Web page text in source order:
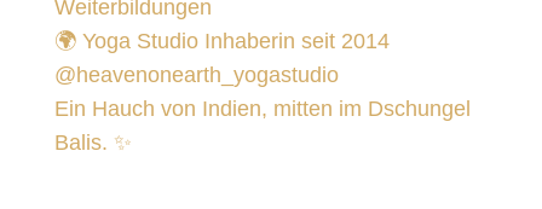
Weiterbildungen
🌍 Yoga Studio Inhaberin seit 2014
@heavenonearth_yogastudio
Ein Hauch von Indien, mitten im Dschungel
Balis. ✨